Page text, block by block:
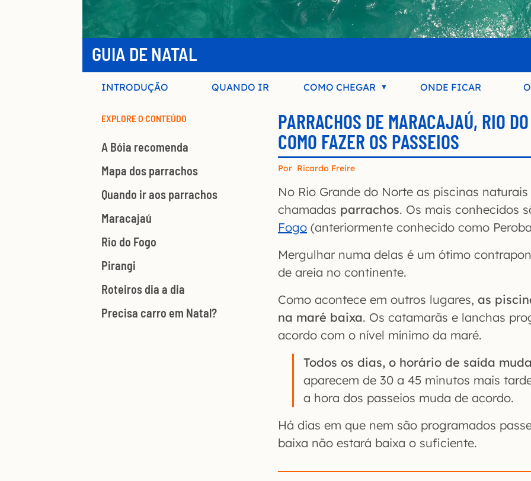
GUIA DE NATAL
INTRODUÇÃO QUANDO IR COMO CHEGAR ONDE FICAR
EXPLORE O CONTEÚDO
A Bóia recomenda
Mapa dos parrachos
Quando ir aos parrachos
Maracajaú
Rio do Fogo
Pirangi
Roteiros dia a dia
Precisa carro em Natal?
PARRACHOS DE MARACAJAÚ, RIO
COMO FAZER OS PASSEIOS
Por Ricardo Freire
No Rio Grande do Norte as piscinas
chamadas parrachos. Os mais conhecidos
Fogo (anteriormente conhecido como
Mergulhar numa delas é um ótimo
de areia no continente.
Como acontece em outros lugares, as
na maré baixa. Os catamarãs e lanchas
acordo com o nível mínimo da maré.
Todos os dias, o horário de saída
aparecem de 30 a 45 minutos mais
a hora dos passeios muda de acordo.
Há dias em que nem são programados
baixa não estará baixa o suficiente.